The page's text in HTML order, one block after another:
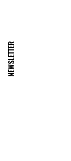
NEWSLETTER